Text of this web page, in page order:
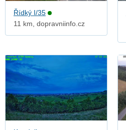
Řídký I/35
11 km, dopravniinfo.cz